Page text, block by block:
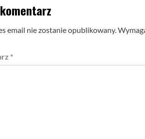
email nie zostanie opublikowany.
*